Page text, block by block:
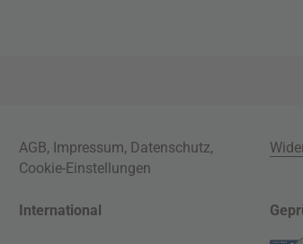
AGB, Impressum, Datenschutz,
Cookie-Einstellungen
International